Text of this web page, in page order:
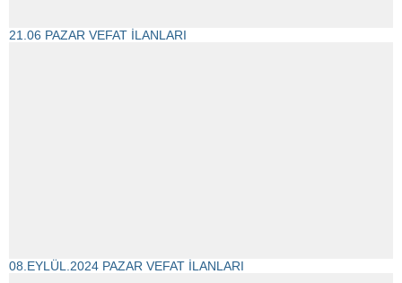
21.06 PAZAR VEFAT İLANLARI
08.EYLÜL.2024 PAZAR VEFAT İLANLARI